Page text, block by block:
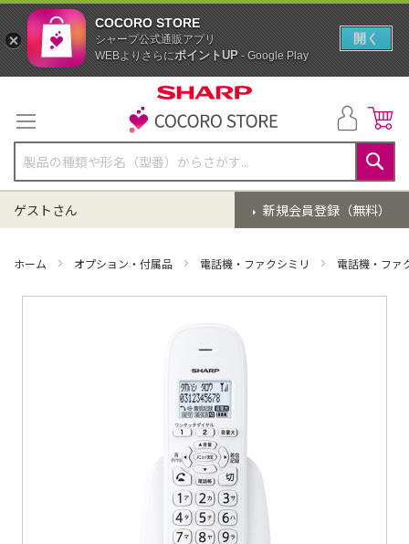
テ
ン
ツ
に
ス
キ
ッ
検
索
新規会員登録（無料）
ゲストさん
ホーム オプション・付属品 電話機・ファクシミリ 電話機・ファ
COCORO STORE
シャープ公式通販アプリ
WEBよりさらにポイントUP- Google Play
開く